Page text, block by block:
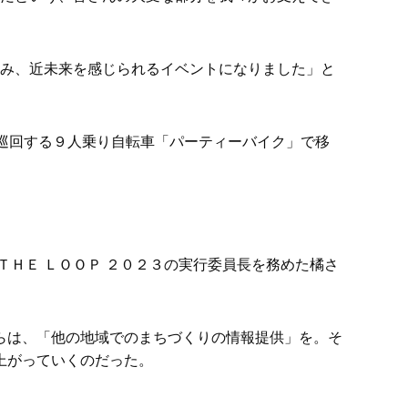
、近未来を感じられるイベントになりました」と
する９人乗り自転車「パーティーバイク」で移
Ｅ ＬＯＯＰ ２０２３の実行委員長を務めた橘さ
、「他の地域でのまちづくりの情報提供」を。そ
っていくのだった。